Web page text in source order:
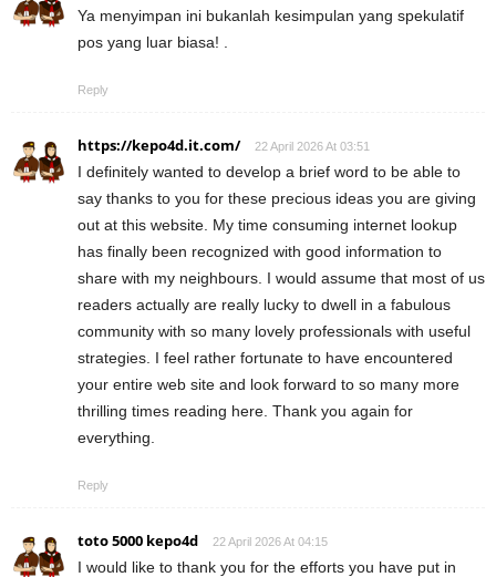
Ya menyimpan ini bukanlah kesimpulan yang spekulatif
pos yang luar biasa! .
Reply
https://kepo4d.it.com/ 22 April 2026 At 03:51
I definitely wanted to develop a brief word to be able to
say thanks to you for these precious ideas you are giving
out at this website. My time consuming internet lookup
has finally been recognized with good information to
share with my neighbours. I would assume that most of us
readers actually are really lucky to dwell in a fabulous
community with so many lovely professionals with useful
strategies. I feel rather fortunate to have encountered
your entire web site and look forward to so many more
thrilling times reading here. Thank you again for
everything.
Reply
toto 5000 kepo4d 22 April 2026 At 04:15
I would like to thank you for the efforts you have put in